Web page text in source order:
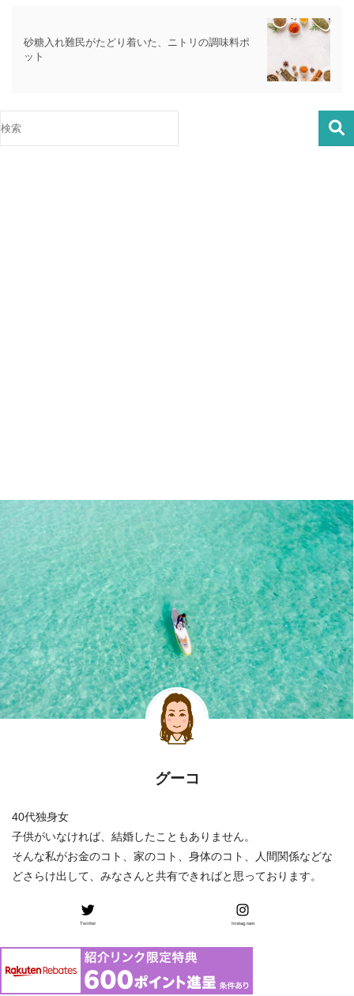
砂糖入れ難民がたどり着いた、ニトリの調味料ポ
ット
グーコ
40代独身女
子供がいなければ、結婚したこともありません。
そんな私がお金のコト、家のコト、身体のコト、人間関係などな
どさらけ出して、みなさんと共有できればと思っております。
Twitter Instagram